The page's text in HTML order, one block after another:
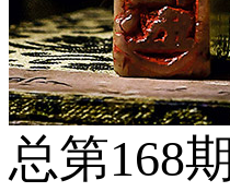
总第168期